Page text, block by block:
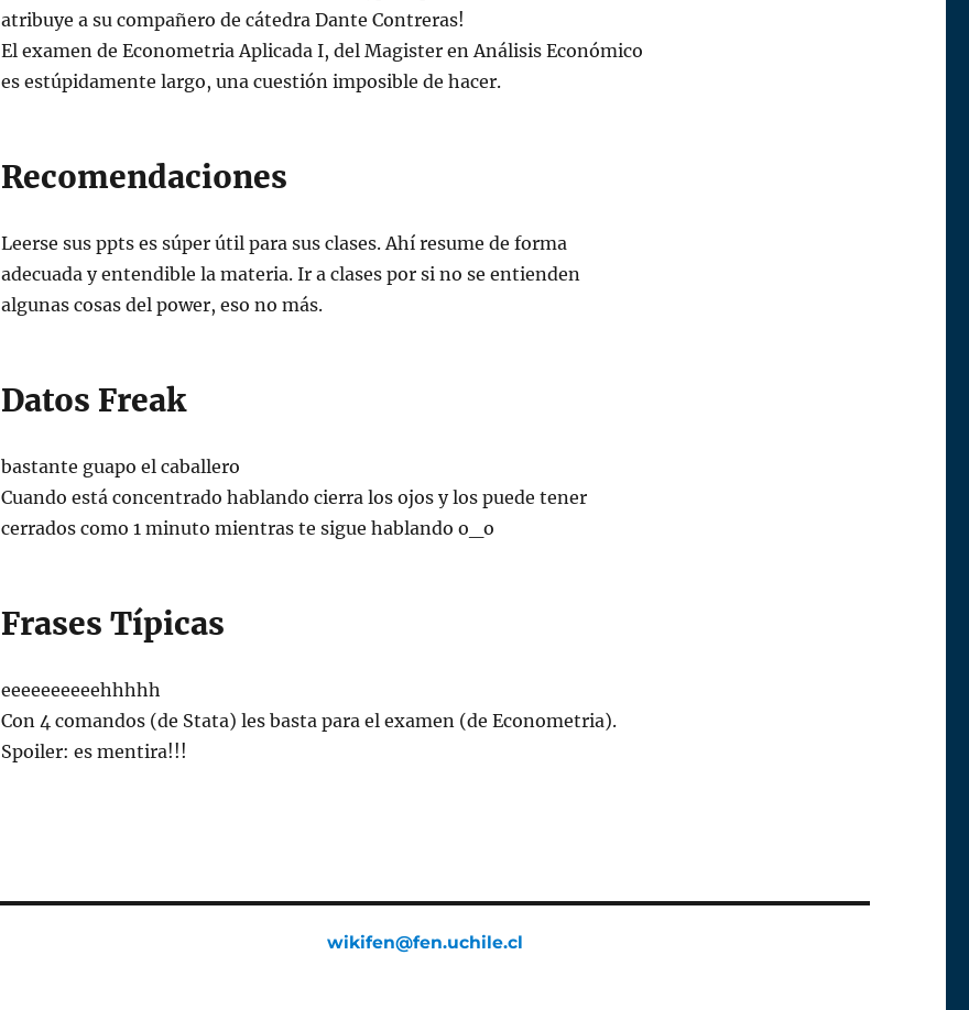
atribuye a su compañero de cátedra Dante Contreras!
El examen de Econometria Aplicada I, del Magister en Análisis Económico
es estúpidamente largo, una cuestión imposible de hacer.
Recomendaciones
Leerse sus ppts es súper útil para sus clases. Ahí resume de forma
adecuada y entendible la materia. Ir a clases por si no se entienden
algunas cosas del power, eso no más.
Datos Freak
bastante guapo el caballero
Cuando está concentrado hablando cierra los ojos y los puede tener
cerrados como 1 minuto mientras te sigue hablando o_o
Frases Típicas
eeeeeeeeeehhhhh
Con 4 comandos (de Stata) les basta para el examen (de Econometria).
Spoiler: es mentira!!!
wikifen@fen.uchile.cl